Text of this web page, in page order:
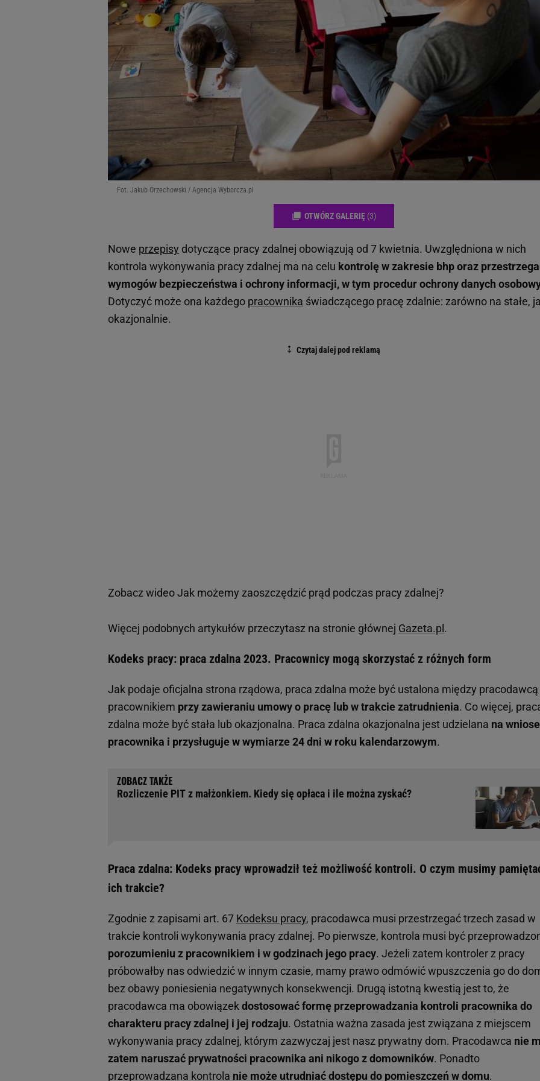
Fot. Jakub Orzechowski / Agencja Wyborcza.pl
OTWÓRZ GALERIĘ (3)
Nowe przepisy dotyczące pracy zdalnej obowiązują od 7 kwietnia. Uwzględniona w nich
kontrola wykonywania pracy zdalnej ma na celu kontrolę w zakresie bhp oraz
wymogów bezpieczeństwa i ochrony informacji, w tym procedur ochrony danych
Dotyczyć może ona każdego pracownika świadczącego pracę zdalnie: zarówno na stałe,
okazjonalnie.
Zobacz wideoJak możemy zaoszczędzić prąd podczas pracy zdalnej?
Więcej podobnych artykułów przeczytasz na stronie głównej Gazeta.pl .
Kodeks pracy: praca zdalna 2023. Pracownicy mogą skorzystać z różnych form
Jak podaje oficjalna strona rządowa, praca zdalna może być ustalona między pracodawcą
pracownikiem przy zawieraniu umowy o pracę lub w trakcie zatrudnienia. Co więcej,
zdalna może być stała lub okazjonalna. Praca zdalna okazjonalna jest udzielana na
pracownika i przysługuje w wymiarze 24 dni w roku kalendarzowym.
Rozliczenie PIT z małżonkiem. Kiedy się opłaca i ile można zyskać?
Praca zdalna: Kodeks pracy wprowadził też możliwość kontroli. O czym musimy
ich trakcie?
Zgodnie z zapisami art. 67 Kodeksu pracy, pracodawca musi przestrzegać trzech zasad w
trakcie kontroli wykonywania pracy zdalnej. Po pierwsze, kontrola musi być
porozumieniu z pracownikiem i w godzinach jego pracy. Jeżeli zatem kontroler z pracy
próbowałby nas odwiedzić w innym czasie, mamy prawo odmówić wpuszczenia go do
bez obawy poniesienia negatywnych konsekwencji. Drugą istotną kwestią jest to, że
pracodawca ma obowiązekdostosować formę przeprowadzania kontroli pracownika do
charakteru pracy zdalnej i jej rodzaju. Ostatnia ważna zasada jest związana z miejscem
wykonywania pracy zdalnej, którym zazwyczaj jest nasz prywatny dom. Pracodawca nie
zatem naruszać prywatności pracownika ani nikogo z domowników. Ponadto
przeprowadzana kontrola nie może utrudniać dostępu do pomieszczeń w domu.